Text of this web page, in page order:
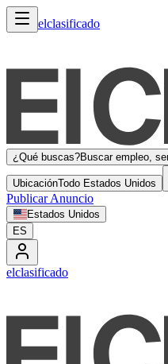
elclasificado
¿Qué buscas?Buscar empleo,
UbicaciónTodo Estados Unidos
Publicar Anuncio
Estados Unidos
ES
elclasificado